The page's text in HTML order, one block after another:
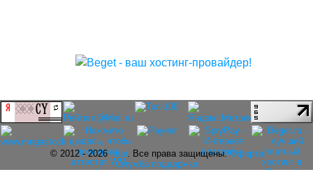
© 2012 - 2026rolar. Все права защищены.Оферта
Служба поддержки